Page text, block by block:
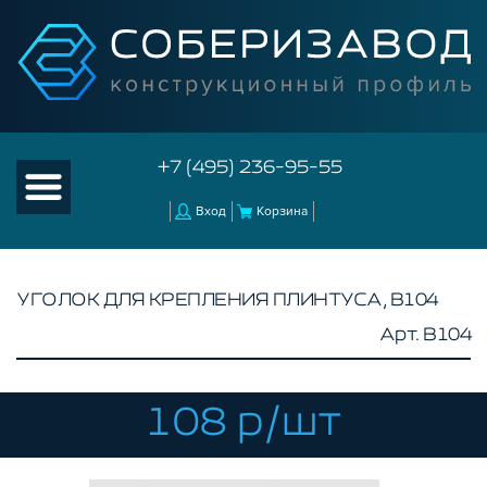
+7 (495) 236-95-55
Вход Корзина
КОМПЛЕКТУЮЩИЕ К ЧПУ
АКСЕССУАРЫ ДЛЯ V-ПАЗА
УГОЛОК ДЛЯ КРЕПЛЕНИЯ ПЛИНТУСА, B104
Арт. B104
108 р/шт